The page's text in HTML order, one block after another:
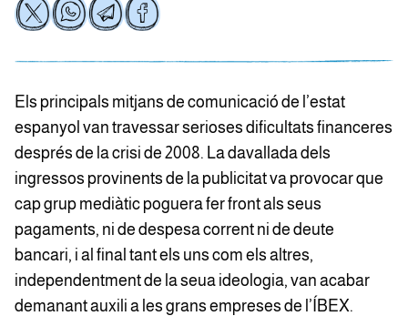
Els principals mitjans de comunicació de l’estat
espanyol van travessar serioses dificultats financeres
després de la crisi de 2008. La davallada dels
ingressos provinents de la publicitat va provocar que
cap grup mediàtic poguera fer front als seus
pagaments, ni de despesa corrent ni de deute
bancari, i al final tant els uns com els altres,
independentment de la seua ideologia, van acabar
demanant auxili a les grans empreses de l’ÍBEX.